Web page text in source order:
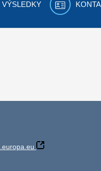
VÝSLEDKY